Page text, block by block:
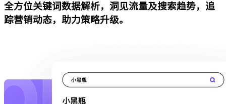
全方位关键词数据解析，洞见流量及搜索趋势，追
踪营销动态，助力策略升级。